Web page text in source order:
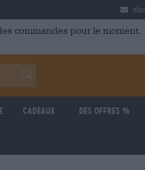
commandes pour le moment.
Cadeaux Des offres %